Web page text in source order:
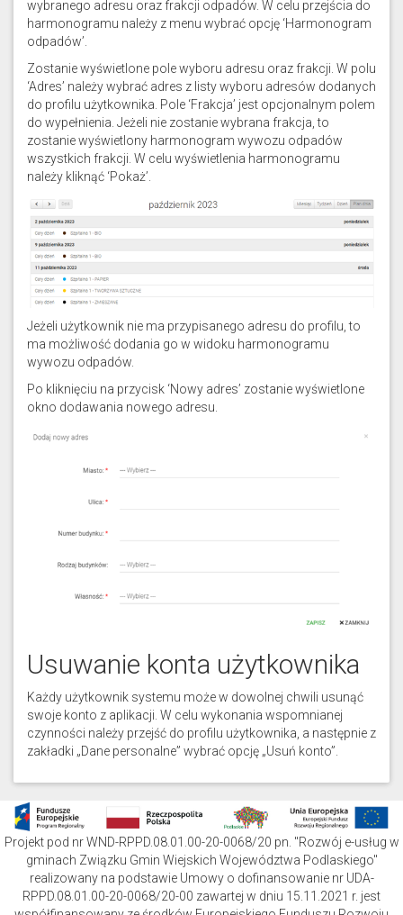
wybranego adresu oraz frakcji odpadów. W celu przejścia do
harmonogramu należy z menu wybrać opcję ‘Harmonogram
odpadów’.
Zostanie wyświetlone pole wyboru adresu oraz frakcji. W polu
‘Adres’ należy wybrać adres z listy wyboru adresów dodanych
do profilu użytkownika. Pole ‘Frakcja’ jest opcjonalnym polem
do wypełnienia. Jeżeli nie zostanie wybrana frakcja, to
zostanie wyświetlony harmonogram wywozu odpadów
wszystkich frakcji. W celu wyświetlenia harmonogramu
należy kliknąć ‘Pokaż’.
Jeżeli użytkownik nie ma przypisanego adresu do profilu, to
ma możliwość dodania go w widoku harmonogramu
wywozu odpadów.
Po kliknięciu na przycisk ‘Nowy adres’ zostanie wyświetlone
okno dodawania nowego adresu.
Usuwanie konta użytkownika
Każdy użytkownik systemu może w dowolnej chwili usunąć
swoje konto z aplikacji. W celu wykonania wspomnianej
czynności należy przejść do profilu użytkownika, a następnie z
zakładki „Dane personalne” wybrać opcję „Usuń konto”.
Projekt pod nr WND-RPPD.08.01.00-20-0068/20 pn. "Rozwój e-usług w
gminach Związku Gmin Wiejskich Województwa Podlaskiego"
realizowany na podstawie Umowy o dofinansowanie nr UDA-
RPPD.08.01.00-20-0068/20-00 zawartej w dniu 15.11.2021 r. jest